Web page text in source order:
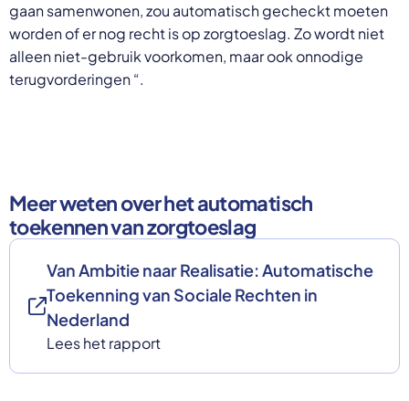
gaan samenwonen, zou automatisch gecheckt moeten
worden of er nog recht is op zorgtoeslag. Zo wordt niet
alleen niet-gebruik voorkomen, maar ook onnodige
terugvorderingen “.
Meer weten over het automatisch
toekennen van zorgtoeslag
Van Ambitie naar Realisatie: Automatische
Toekenning van Sociale Rechten in
Nederland
Lees het rapport